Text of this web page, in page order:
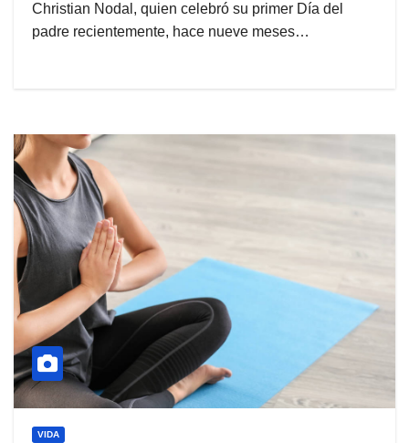
Christian Nodal, quien celebró su primer Día del
padre recientemente, hace nueve meses…
VIDA